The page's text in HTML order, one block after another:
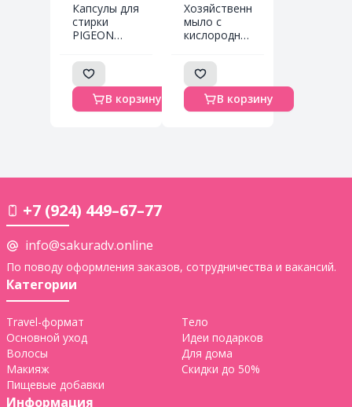
Капсулы для
стирки
PIGEON
сушки белья
помещении,
15 шт В корзину
Хозяйственное
мыло с
кислородным
Mukunghwa
Soki
Premium
Percarbonate
Laundry
В корзину
+7 (924) 449–67–77
info@sakuradv.online
По поводу оформления заказов, сотрудничества и вакансий.
Категории
Travel-формат
Основной уход
Волосы
Макияж
Пищевые добавки
Тело
Идеи подарков
Для дома
Скидки до 50%
Информация